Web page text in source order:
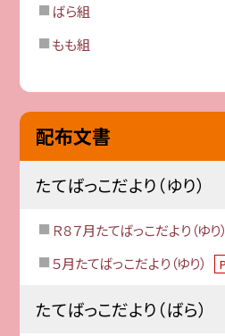
ばら組
もも組
配布文書
たてばっこだより（ゆり）
Ｒ８７月たてばっこだより（ゆり）
５月たてばっこだより（ゆり）
たてばっこだより（ばら）